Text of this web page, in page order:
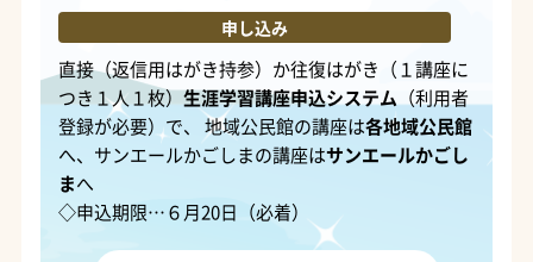
申し込み
直接（返信用はがき持参）か往復はがき（１講座に
つき１人１枚）生涯学習講座申込システム （利用者
登録が必要）で、 地域公民館の講座は各地域公民館
へ、サンエールかごしまの講座はサンエールかごし
まへ
◇申込期限…６月20日（必着）